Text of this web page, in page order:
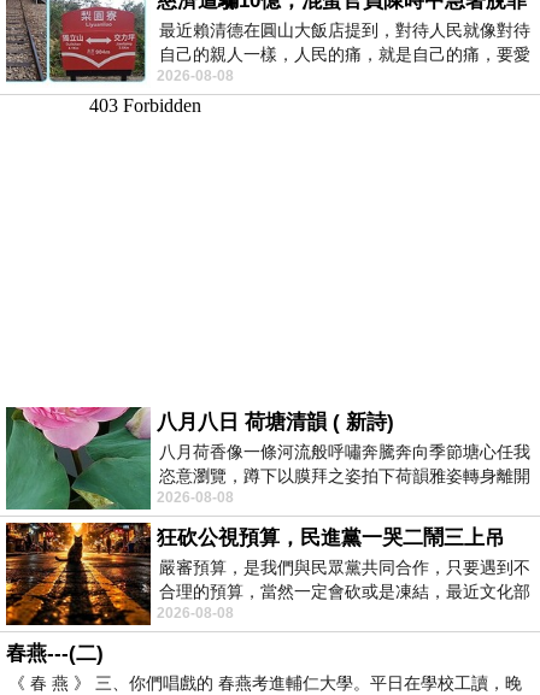
最近賴清德在圓山大飯店提到，對待人民就像對待
自己的親人一樣，人民的痛，就是自己的痛，要愛
民如親，說的這麼好聽，實際上根本沒做
2026-08-08
八月八日 荷塘清韻 ( 新詩)
八月荷香像一條河流般呼嘯奔騰奔向季節塘心任我
恣意瀏覽，蹲下以膜拜之姿拍下荷韻雅姿轉身離開
時我把美麗的遐想掛在亭亭葉柄上盼望
2026-08-08
狂砍公視預算，民進黨一哭二鬧三上吊
嚴審預算，是我們與民眾黨共同合作，只要遇到不
合理的預算，當然一定會砍或是凍結，最近文化部
要編列公視和Taiwan plus預算，在110年
2026-08-08
春燕---(二)
《 春 燕 》 三、你們唱戲的 春燕考進輔仁大學。平日在學校工讀，晚